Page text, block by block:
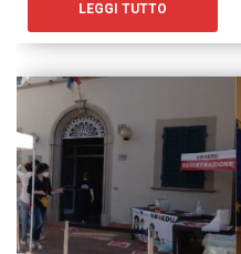
LEGGI TUTTO